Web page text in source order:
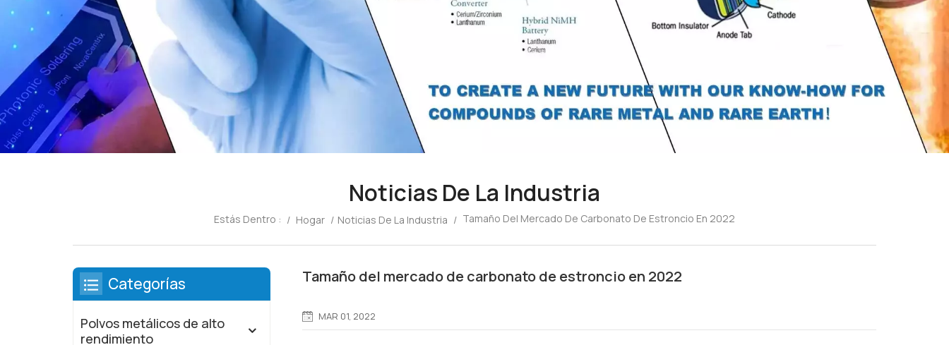
Noticias De La Industria
Estás Dentro : / Hogar / Noticias De La Industria / Tamaño Del Mercado De Carbonato De Estroncio En 2022
Tamaño del mercado de carbonato de estroncio en 2022
MAR 01, 2022
Categorías
Polvos metálicos de alto
rendimiento